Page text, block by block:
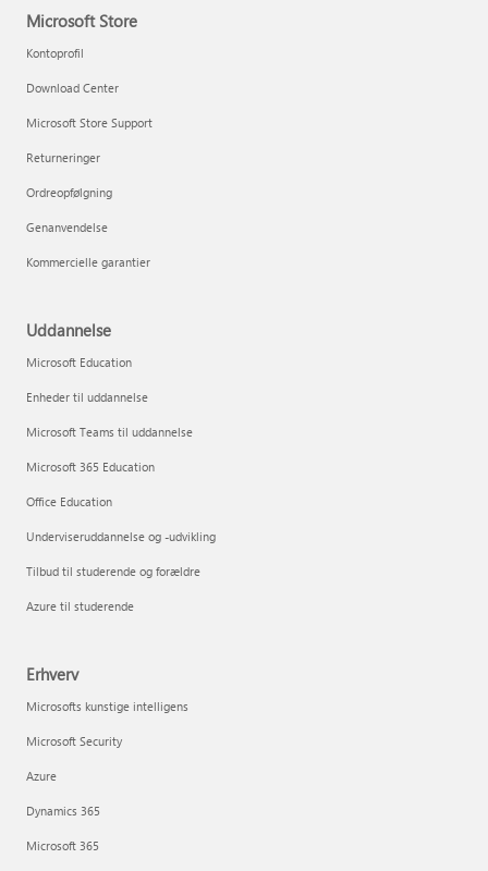
Microsoft Store
Kontoprofil
Download Center
Microsoft Store Support
Returneringer
Ordreopfølgning
Genanvendelse
Kommercielle garantier
Uddannelse
Microsoft Education
Enheder til uddannelse
Microsoft Teams til uddannelse
Microsoft 365 Education
Office Education
Underviseruddannelse og -udvikling
Tilbud til studerende og forældre
Azure til studerende
Erhverv
Microsofts kunstige intelligens
Microsoft Security
Azure
Dynamics 365
Microsoft 365